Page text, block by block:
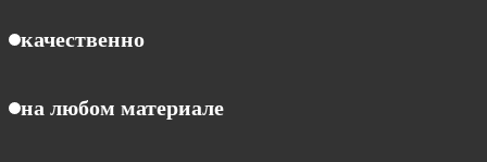
качественно
на любом материале